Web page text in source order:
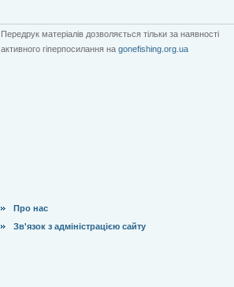
Передрук матеріалів дозволяється тільки за наявності
активного гіперпосилання на gonefishing.org.ua
Про нас
Зв'язок з адміністрацією сайту